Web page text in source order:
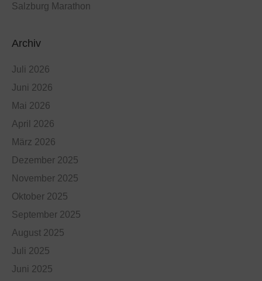
Salzburg Marathon
Archiv
Juli 2026
Juni 2026
Mai 2026
April 2026
März 2026
Dezember 2025
November 2025
Oktober 2025
September 2025
August 2025
Juli 2025
Juni 2025